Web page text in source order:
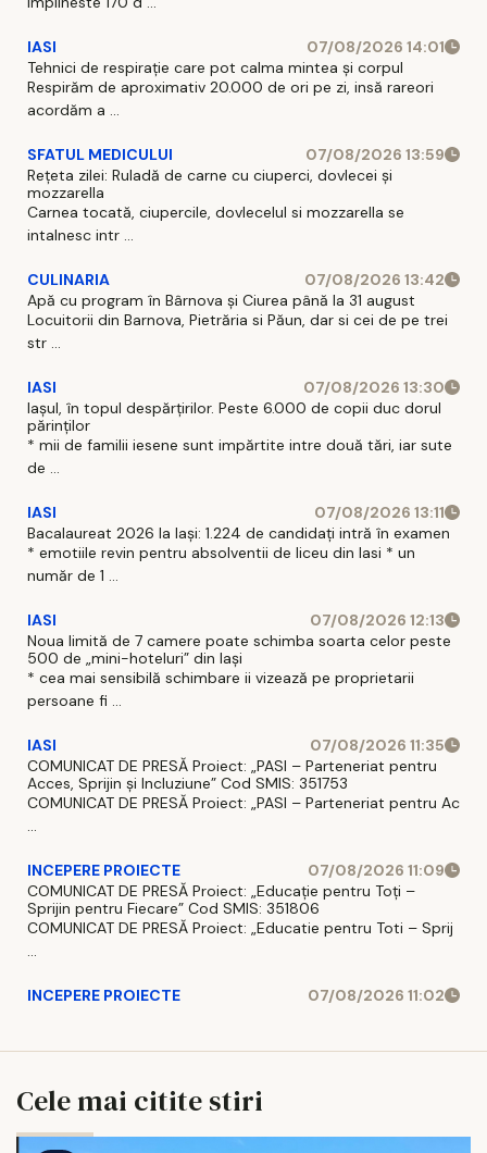
IASI
07/08/2026 14:01
Tehnici de respirație care pot calma mintea și corpul
Respirăm de aproximativ 20.000 de ori pe zi, insă rareori
acordăm a ...
SFATUL MEDICULUI
07/08/2026 13:59
Rețeta zilei: Ruladă de carne cu ciuperci, dovlecei și
mozzarella
Carnea tocată, ciupercile, dovlecelul si mozzarella se
intalnesc intr ...
CULINARIA
07/08/2026 13:42
Apă cu program în Bârnova și Ciurea până la 31 august
Locuitorii din Barnova, Pietrăria si Păun, dar si cei de pe trei
str ...
IASI
07/08/2026 13:30
Iașul, în topul despărțirilor. Peste 6.000 de copii duc dorul
părinților
* mii de familii iesene sunt impărtite intre două tări, iar sute
de ...
IASI
07/08/2026 13:11
Bacalaureat 2026 la Iași: 1.224 de candidați intră în examen
* emotiile revin pentru absolventii de liceu din Iasi * un
număr de 1 ...
IASI
07/08/2026 12:13
Noua limită de 7 camere poate schimba soarta celor peste
500 de „mini-hoteluri” din Iași
* cea mai sensibilă schimbare ii vizează pe proprietarii
persoane fi ...
IASI
07/08/2026 11:35
COMUNICAT DE PRESĂ Proiect: „PASI – Parteneriat pentru
Acces, Sprijin și Incluziune” Cod SMIS: 351753
COMUNICAT DE PRESĂ Proiect: „PASI – Parteneriat pentru Ac
...
INCEPERE PROIECTE
07/08/2026 11:09
COMUNICAT DE PRESĂ Proiect: „Educație pentru Toți –
Sprijin pentru Fiecare” Cod SMIS: 351806
COMUNICAT DE PRESĂ Proiect: „Educatie pentru Toti – Sprij
...
INCEPERE PROIECTE 07/08/2026 11:02
Cele mai citite stiri